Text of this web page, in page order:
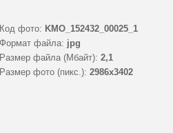
Код фото: KMO_152432_00025_1
Формат файла: jpg
Размер файла (Мбайт): 2,1
Размер фото (пикс.): 2986x3402